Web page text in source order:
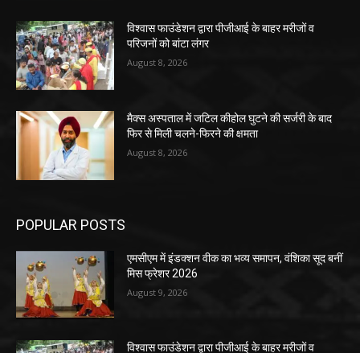
विश्वास फाउंडेशन द्वारा पीजीआई के बाहर मरीजों व
परिजनों को बांटा लंगर
August 8, 2026
मैक्स अस्पताल में जटिल कीहोल घुटने की सर्जरी के बाद
फिर से मिली चलने-फिरने की क्षमता
August 8, 2026
POPULAR POSTS
एमसीएम में इंडक्शन वीक का भव्य समापन, वंशिका सूद बनीं
मिस फ्रेशर 2026
August 9, 2026
विश्वास फाउंडेशन द्वारा पीजीआई के बाहर मरीजों व